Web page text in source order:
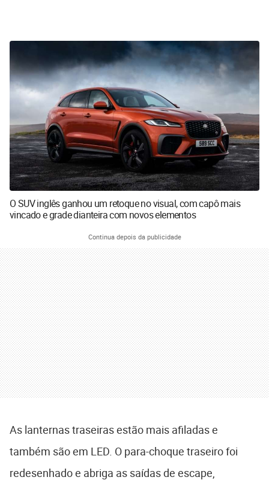
O SUV inglês ganhou um retoque no visual, com capô mais
vincado e grade dianteira com novos elementos
Continua depois da publicidade
As lanternas traseiras estão mais afiladas e
também são em LED. O para-choque traseiro foi
redesenhado e abriga as saídas de escape,